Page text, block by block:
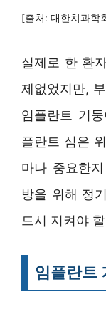
[출처: 대한치과학
실제로 한 환
제없었지만,
임플란트 기
플란트 심은
마나 중요한
방을 위해 정
드시 지켜야
임플란트